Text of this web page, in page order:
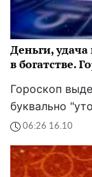
Деньги, удача
в богатстве.
Гороскоп
буквально
06:26 16.10